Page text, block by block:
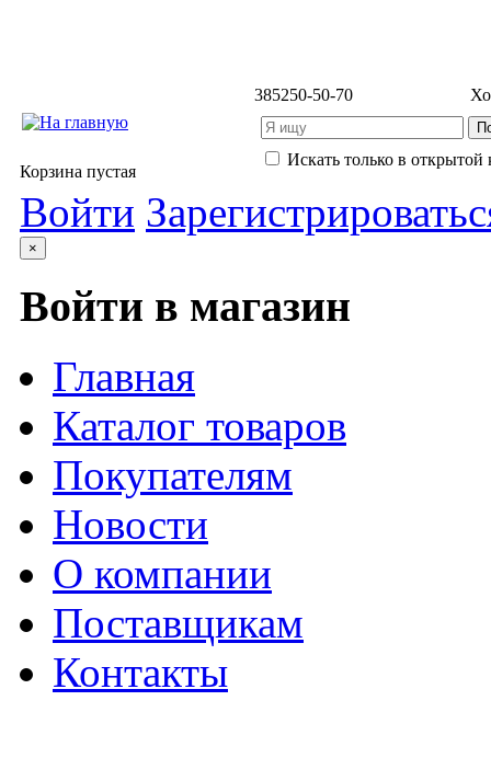
385250-50-70
Искать только в открытой
Корзина пустая
Войти
×
Войти в магазин
Главная
Каталог товаров
Покупателям
Новости
О компании
Поставщикам
Контакты